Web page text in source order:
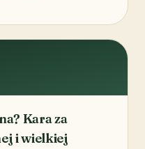
Kara za
i wielkiej